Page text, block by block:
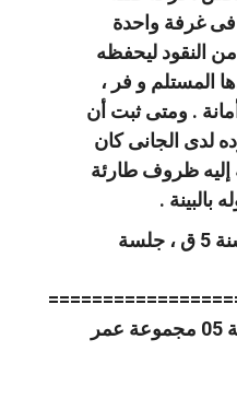
فى غرفة واحدة
النقود ليحفظه
المستلم و فر ،
. ومتى ثبت أن
لدى الجانى كان
إليه ظروف طارئة
بالبينة .
( الطعن رقم 1298 لسنة 5 ق ، جلسة
الطعن رقم 1326 لسنة 05 مجموعة عمر